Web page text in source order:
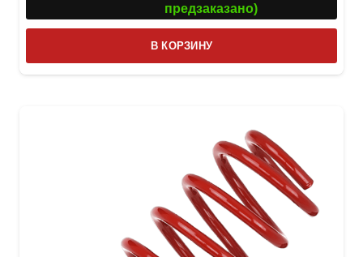
предзаказано)
В КОРЗИНУ